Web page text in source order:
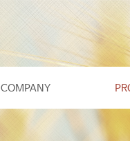
COMPANY